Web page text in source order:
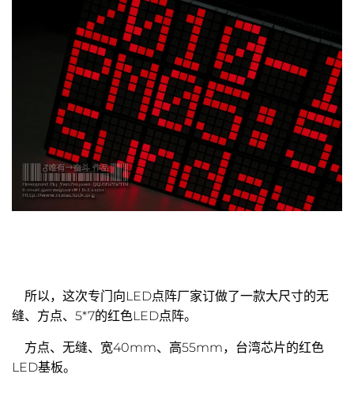
所以，这次专门向LED点阵厂家订做了一款大尺寸的无
缝、方点、5*7的红色LED点阵。
方点、无缝、宽40mm、高55mm，台湾芯片的红色
LED基板。